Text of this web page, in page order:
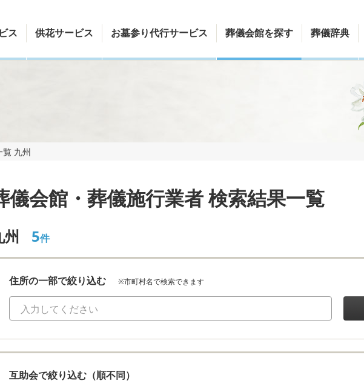
ス 供花サービス お墓参り代行サービス 葬儀会館を探す 葬儀辞典
覧 九州
儀会館・葬儀施行業者 検索結果一覧
州 5件
住所の一部で絞り込む ※市町村名で検索できます
互助会で絞り込む（順不同）